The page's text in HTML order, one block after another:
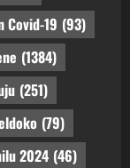
Covid-19 (93)
(1384)
(251)
(79)
2024 (46)